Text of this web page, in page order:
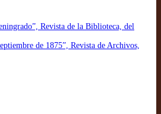
Revista de la Biblioteca, del
de 1875”, Revista de Archivos,